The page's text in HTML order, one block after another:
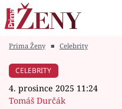
Módní alarm
Prima Ženy ■ Celebrity
CELEBRITY
4. prosince 2025 11:24
Tomáš Durčák